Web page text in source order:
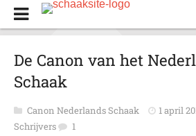
De Canon van het
Schaak
Canon Nederlands Schaak 1 april
Schrijvers
1